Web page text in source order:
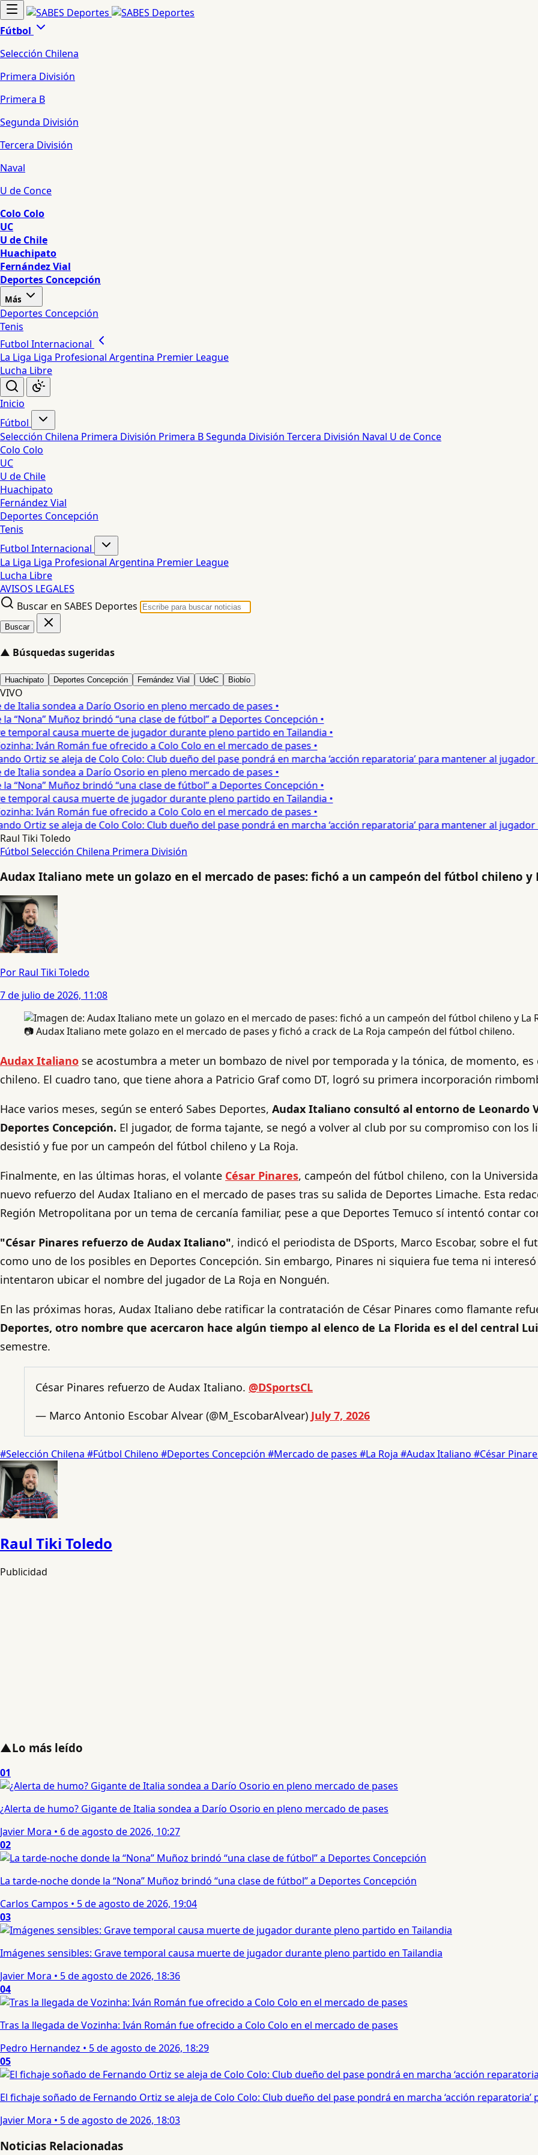
Fútbol
Selección Chilena
Primera División
Primera B
Segunda División
Tercera División
Naval
U de Conce
Colo Colo
UC
U de Chile
Huachipato
Fernández Vial
Deportes Concepción
Más
Deportes Concepción
Tenis
Futbol Internacional
La Liga Liga Profesional Argentina Premier League
Lucha Libre
Inicio
Fútbol
Selección Chilena Primera División Primera BSegunda División Tercera División Naval U de Conce
Colo Colo
UC
U de Chile
Huachipato
Fernández Vial
Deportes Concepción
Tenis
Futbol Internacional
La Liga Liga Profesional Argentina Premier League
Lucha Libre
AVISOS LEGALES
Buscar en SABES Deportes
Buscar
▲ Búsquedas sugeridas
Huachipato Deportes Concepción Fernández Vial UdeC Biobío
VIVO
Italia sondea a Darío Osorio en pleno mercado de pases •
Muñoz brindó “una clase de fútbol” a Deportes Concepción •
causa muerte de jugador durante pleno partido en Tailandia •
Iván Román fue ofrecido a Colo Colo en el mercado de pases •
Ortiz se aleja de Colo Colo: Club dueño del pase pondrá en marcha ‘acción reparatoria’ para mantener al jugador •
Italia sondea a Darío Osorio en pleno mercado de pases •
Muñoz brindó “una clase de fútbol” a Deportes Concepción •
causa muerte de jugador durante pleno partido en Tailandia •
Iván Román fue ofrecido a Colo Colo en el mercado de pases •
Ortiz se aleja de Colo Colo: Club dueño del pase pondrá en marcha ‘acción reparatoria’ para mantener al jugador •
Raul Tiki Toledo
Fútbol Selección Chilena Primera División
Audax Italiano mete un golazo en el mercado de pases: fichó a un campeón del fútbol chileno y
Por Raul Tiki Toledo
7 de julio de 2026, 11:08
📷 Audax Italiano mete golazo en el mercado de pases y fichó a crack de La Roja campeón del fútbol chileno.
Audax Italiano se acostumbra a meter un bombazo de nivel por temporada y la tónica, de momento,
chileno. El cuadro tano, que tiene ahora a Patricio Graf como DT, logró su primera incorporación
Hace varios meses, según se enteró Sabes Deportes, Audax Italiano consultó al entorno de Leonardo
Deportes Concepción. El jugador, de forma tajante, se negó a volver al club por su compromiso con los
desistió y fue por un campeón del fútbol chileno y La Roja.
Finalmente, en las últimas horas, el volante César Pinares, campeón del fútbol chileno, con la
nuevo refuerzo del Audax Italiano en el mercado de pases tras su salida de Deportes Limache. Esta
Región Metropolitana por un tema de cercanía familiar, pese a que Deportes Temuco sí intentó contar
"César Pinares refuerzo de Audax Italiano", indicó el periodista de DSports, Marco Escobar, sobre el
como uno de los posibles en Deportes Concepción. Sin embargo, Pinares ni siquiera fue tema ni
intentaron ubicar el nombre del jugador de La Roja en Nonguén.
En las próximas horas, Audax Italiano debe ratificar la contratación de César Pinares como flamante
Deportes, otro nombre que acercaron hace algún tiempo al elenco de La Florida es el del central
semestre.
César Pinares refuerzo de Audax Italiano. @DSportsCL
— Marco Antonio Escobar Alvear (@M_EscobarAlvear) July 7, 2026
#Selección Chilena #Fútbol Chileno #Deportes Concepción #Mercado de pases #La Roja #Audax Italiano #César
Raul Tiki Toledo
Publicidad
▲Lo más leído
01
¿Alerta de humo? Gigante de Italia sondea a Darío Osorio en pleno mercado de pases
Javier Mora • 6 de agosto de 2026, 10:27
02
La tarde-noche donde la “Nona” Muñoz brindó “una clase de fútbol” a Deportes Concepción
Carlos Campos • 5 de agosto de 2026, 19:04
03
Imágenes sensibles: Grave temporal causa muerte de jugador durante pleno partido en Tailandia
Javier Mora • 5 de agosto de 2026, 18:36
04
Tras la llegada de Vozinha: Iván Román fue ofrecido a Colo Colo en el mercado de pases
Pedro Hernandez • 5 de agosto de 2026, 18:29
05
El fichaje soñado de Fernando Ortiz se aleja de Colo Colo: Club dueño del pase pondrá en marcha ‘acción
Javier Mora • 5 de agosto de 2026, 18:03
Noticias Relacionadas